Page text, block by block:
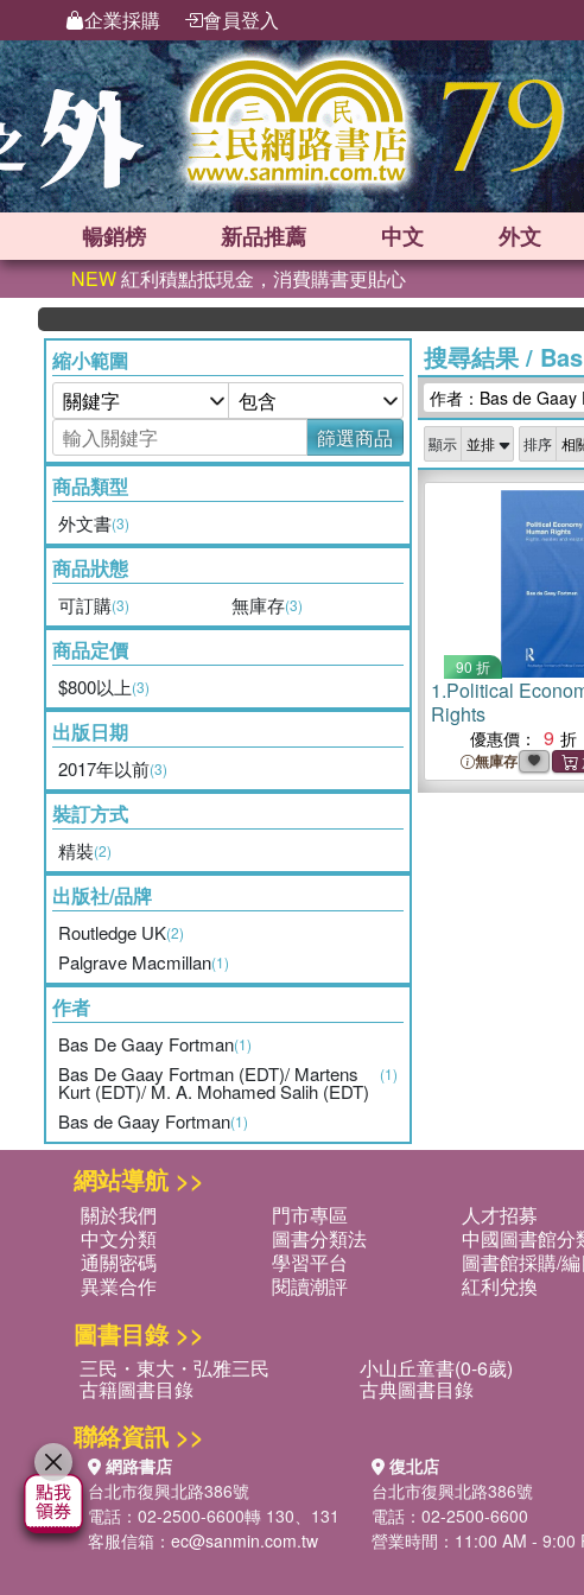
企業採購 會員登入
暢銷榜 新品推薦 中文 外文
NEW紅利積點抵現金，消費購書更貼心
縮小範圍
篩選商品
商品類型
外文書(3)
商品狀態
可訂購(3) 無庫存(3)
商品定價
$800以上(3)
出版日期
2017年以前(3)
裝訂方式
精裝(2)
出版社/品牌
Routledge UK(2)
Palgrave Macmillan(1)
作者
Bas De Gaay Fortman(1)
Bas De Gaay Fortman (EDT)/ Martens
Kurt (EDT)/ M. A. Mohamed Salih (EDT)
(1)
Bas de Gaay Fortman(1)
搜尋結果/
作者：Bas de Gaay
顯示 排序
90 折
1.Political
Rights
優惠價： 9
無庫存
網站導航 >>
關於我們 門市專區 人才招募
中文分類
圖書分類法 中國圖書館分
通關密碼
學習平台 圖書館採購/編
異業合作
閱讀潮評 紅利兌換
圖書目錄 >>
三民・東大・弘雅三民 小山丘童書(0-6歲)
古籍圖書目錄 古典圖書目錄
聯絡資訊 >>
網路書店
台北市復興北路386號
電話：02-2500-6600轉 130、131
客服信箱： ec@sanmin.com.tw
復北店
台北市復興北路386號
電話：02-2500-6600
營業時間：11:00 AM - 9:00